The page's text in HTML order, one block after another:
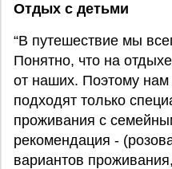
Отдых с детьми
“В путешествие мы
Понятно, что на
от наших. Поэтому
подходят только
проживания с
рекомендация -
вариантов